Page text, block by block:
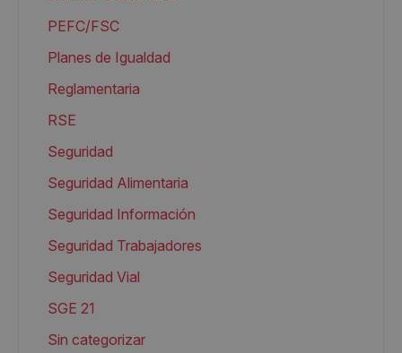
PEFC/FSC
Planes de Igualdad
Reglamentaria
RSE
Seguridad
Seguridad Alimentaria
Seguridad Información
Seguridad Trabajadores
Seguridad Vial
SGE 21
Sin categorizar